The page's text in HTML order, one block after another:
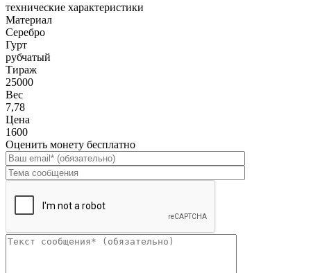
технические характеристики
Материал
Серебро
Гурт
рубчатый
Тираж
25000
Вес
7,78
Цена
1600
Оценить монету бесплатно